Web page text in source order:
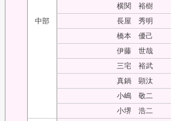
中部
横関 裕樹
長屋 秀明
橋本 優己
伊藤 世哉
三宅 裕武
真鍋 顕汰
小嶋 敬二
小堺 浩二